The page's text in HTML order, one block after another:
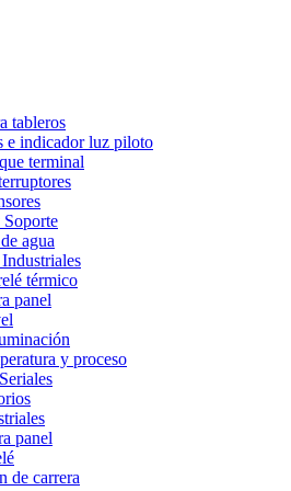
tableros
e indicador luz piloto
terminal
agua
térmico
panel
y proceso
panel
de carrera